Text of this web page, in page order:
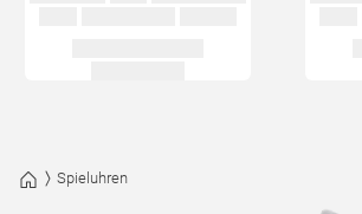
Spieluhren